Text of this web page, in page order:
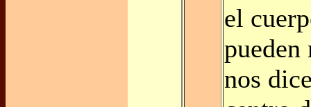
el
nos